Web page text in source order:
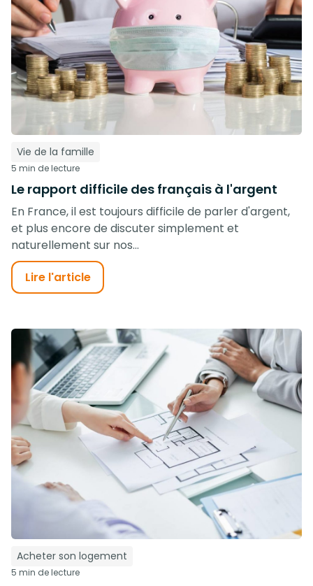
Vie de la famille
5 min de lecture
Le rapport difficile des français à l'argent
En France, il est toujours difficile de parler d'argent,
et plus encore de discuter simplement et
naturellement sur nos...
Lire l'article
Acheter son logement
5 min de lecture